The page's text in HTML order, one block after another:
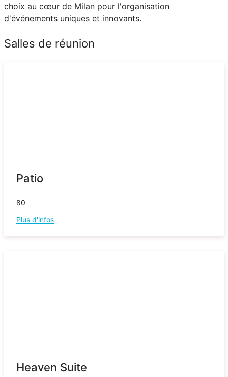
choix au cœur de Milan pour l'organisation
d'événements uniques et innovants.
Salles de réunion
Patio
80
Plus d'infos
Heaven Suite